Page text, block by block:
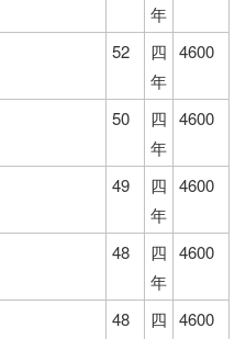
年
52
四
年
4600
50
四
年
4600
49
四
年
4600
48
四
年
4600
48
四 4600